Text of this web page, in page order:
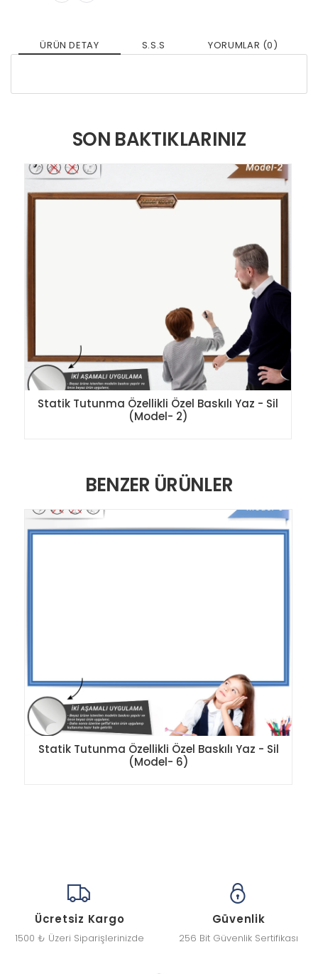
ÜRÜN DETAY S.S.S YORUMLAR (0)
SON BAKTIKLARINIZ
Statik Tutunma Özellikli Özel Baskılı Yaz - Sil
(Model- 2)
BENZER ÜRÜNLER
Statik Tutunma Özellikli Özel Baskılı Yaz - Sil
(Model- 6)
Ücretsiz Kargo
1500 ₺ Üzeri Siparişlerinizde
Güvenlik
256 Bit Güvenlik Sertifikası